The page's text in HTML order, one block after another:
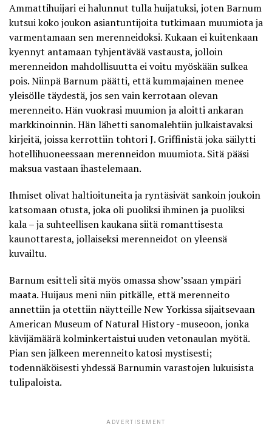
Ammattihuijari ei halunnut tulla huijatuksi, joten Barnum
kutsui koko joukon asiantuntijoita tutkimaan muumiota ja
varmentamaan sen merenneidoksi. Kukaan ei kuitenkaan
kyennyt antamaan tyhjentävää vastausta, jolloin
merenneidon mahdollisuutta ei voitu myöskään sulkea
pois. Niinpä Barnum päätti, että kummajainen menee
yleisölle täydestä, jos sen vain kerrotaan olevan
merenneito. Hän vuokrasi muumion ja aloitti ankaran
markkinoinnin. Hän lähetti sanomalehtiin julkaistavaksi
kirjeitä, joissa kerrottiin tohtori J. Griffinistä joka säilytti
hotellihuoneessaan merenneidon muumiota. Sitä pääsi
maksua vastaan ihastelemaan.
Ihmiset olivat haltioituneita ja ryntäsivät sankoin joukoin
katsomaan otusta, joka oli puoliksi ihminen ja puoliksi
kala – ja suhteellisen kaukana siitä romanttisesta
kaunottaresta, jollaiseksi merenneidot on yleensä
kuvailtu.
Barnum esitteli sitä myös omassa show’ssaan ympäri
maata. Huijaus meni niin pitkälle, että merenneito
annettiin ja otettiin näytteille New Yorkissa sijaitsevaan
American Museum of Natural History -museoon, jonka
kävijämäärä kolminkertaistui uuden vetonaulan myötä.
Pian sen jälkeen merenneito katosi mystisesti;
todennäköisesti yhdessä Barnumin varastojen lukuisista
tulipaloista.
ADVERTISEMENT